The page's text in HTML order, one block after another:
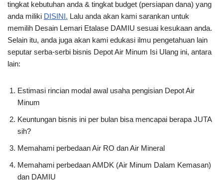
tingkat kebutuhan anda & tingkat budget (persiapan dana) yang
anda miliki DISINI. Lalu anda akan kami sarankan untuk
memilih Desain Lemari Etalase DAMIU sesuai kesukaan anda.
Selain itu, anda juga akan kami edukasi ilmu pengetahuan lain
seputar serba-serbi bisnis Depot Air Minum Isi Ulang ini, antara
lain:
Estimasi rincian modal awal usaha pengisian Depot Air
Minum
Keuntungan bisnis ini per bulan bisa mencapai berapa JUTA
sih?
Memahami perbedaan Air RO dan Air Mineral
Memahami perbedaan AMDK (Air Minum Dalam Kemasan)
dan DAMIU